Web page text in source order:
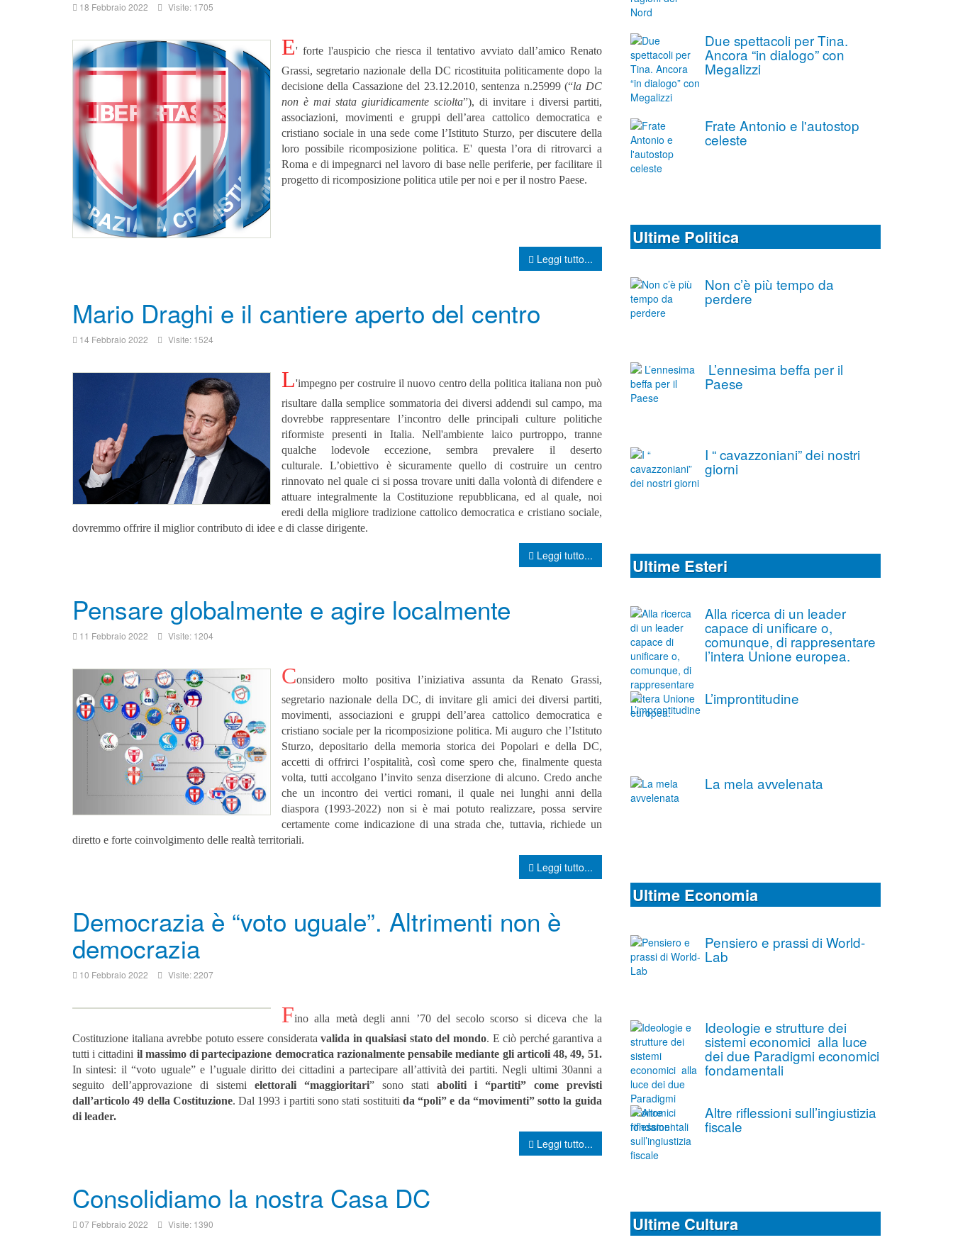
18 Febbraio 2022 Visite: 1705
E' forte l'auspicioche riesca il tentativo avviato dall’amico Renato
Grassi, segretario nazionale della DC ricostituita politicamente dopo la
decisione della Cassazione del 23.12.2010, sentenza n.25999 (“la DC
non è mai stata giuridicamente sciolta”), di invitare i diversi partiti,
associazioni, movimenti e gruppi dell’area cattolico democratica e
cristiano sociale in una sede come l’Istituto Sturzo, per discutere della
loro possibile ricomposizione politica. E' questa l’ora di ritrovarci a
Roma e di impegnarci nel lavoro di base nelle periferie, per facilitare il
progetto di ricomposizione politica utile per noi e per il nostro Paese.
Leggi tutto...
Mario Draghi e il cantiere aperto del centro
14 Febbraio 2022 Visite: 1524
L'impegno per costruire il nuovo centro della politica italiana non può
risultare dalla semplice sommatoria dei diversi addendi sul campo, ma
dovrebbe rappresentare l’incontro delle principali culture politiche
riformiste presenti in Italia. Nell'ambiente laico purtroppo, tranne
qualche lodevole eccezione, sembra prevalere il deserto
culturale.L’obiettivo è sicuramente quello di costruire un centro
rinnovato nel quale ci si possa trovare uniti dalla volontà di difendere e
attuare integralmente la Costituzione repubblicana, ed al quale, noi
eredi della migliore tradizione cattolico democratica e cristiano sociale,
dovremmo offrire il miglior contributo di idee e di classe dirigente.
Leggi tutto...
Pensare globalmente e agire localmente
11 Febbraio 2022 Visite: 1204
Considero molto positiva l’iniziativa assunta da Renato Grassi,
segretario nazionale della DC, di invitare gli amici dei diversi partiti,
movimenti, associazioni e gruppi dell’area cattolico democratica e
cristiano sociale per la ricomposizione politica. Mi auguro che l’Istituto
Sturzo, depositario della memoria storica dei Popolari e della DC,
accetti di offrirci l’ospitalità, così come spero che, finalmente questa
volta, tutti accolgano l’invito senza diserzione di alcuno. Credo anche
che un incontro dei vertici romani, il quale nei lunghi anni della
diaspora (1993-2022) non si è mai potuto realizzare, possa servire
certamente come indicazione di una strada che, tuttavia, richiede un
diretto e forte coinvolgimento delle realtà territoriali.
Leggi tutto...
Democrazia è “voto uguale”. Altrimenti non è
democrazia
10 Febbraio 2022 Visite: 2207
Fino alla metà degli anni ’70 del secolo scorso si diceva che la
Costituzione italiana avrebbe potuto essere consideratavalida in qualsiasi stato del mondo. E ciò perché garantiva a
tutti i cittadini il massimo di partecipazione democratica razionalmente pensabile mediante gli articoli 48, 49, 51.
In sintesi: il “voto uguale” e l’uguale diritto dei cittadini a partecipare all’attività dei partiti. Negli ultimi 30anni a
seguito dell’approvazione di sistemi elettorali “maggioritari” sono stati aboliti i “partiti” come previsti
dall’articolo 49 della Costituzione. Dal 1993 i partiti sono stati sostituiti da “poli” e da “movimenti” sotto la guida
di leader.
Leggi tutto...
Consolidiamo la nostra Casa DC
07 Febbraio 2022 Visite: 1390
Due spettacoli per Tina.
Ancora “in dialogo” con
Megalizzi
Frate Antonio e l'autostop
celeste
Ultime Politica
Non c’è più tempo da
perdere
L’ennesima beffa per il
Paese
I “ cavazzoniani” dei nostri
giorni
Ultime Esteri
Alla ricerca di un leader
capace di unificare o,
comunque, di rappresentare
l’intera Unione europea.
L’improntitudine
La mela avvelenata
Ultime Economia
Pensiero e prassi di World-
Lab
Ideologie e strutture dei
sistemi economici alla luce
dei due Paradigmi economici
fondamentali
Altre riflessioni sull’ingiustizia
fiscale
Ultime Cultura